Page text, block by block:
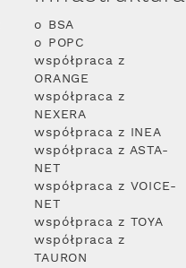
o BSA
o POPC
współpraca z
ORANGE
współpraca z
NEXERA
współpraca z INEA
współpraca z ASTA-
NET
współpraca z VOICE-
NET
współpraca z TOYA
współpraca z
TAURON